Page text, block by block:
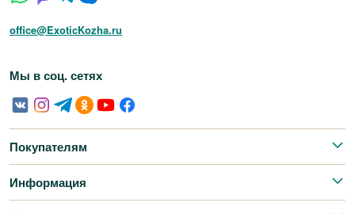
office@ExoticKozha.ru
Мы в соц. сетях
Покупателям
Информация